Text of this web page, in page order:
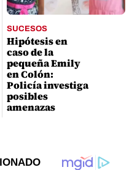
SUCESOS
Hipótesis en
caso de la
pequeña Emily
en Colón:
Policía investiga
posibles
amenazas